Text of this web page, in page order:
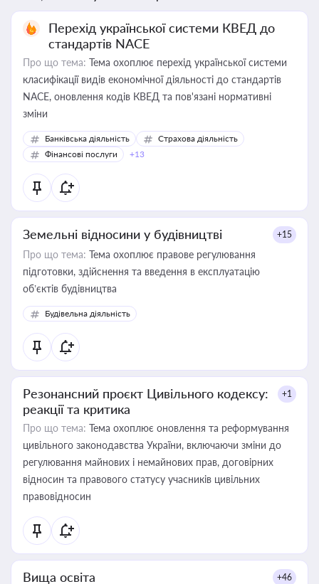
Перехід української системи КВЕД до
стандартів NACE
Про що тема: Тема охоплює перехід української системи
класифікації видів економічної діяльності до стандартів
NACE, оновлення кодів КВЕД та пов'язані нормативні
зміни
Банківська діяльність
Страхова діяльність
Фінансові послуги
+13
Земельні відносини у будівництві +15
Про що тема: Тема охоплює правове регулювання
підготовки, здійснення та введення в експлуатацію
об’єктів будівництва
Будівельна діяльність
Резонансний проєкт Цивільного кодексу:
реакції та критика
+1
Про що тема: Тема охоплює оновлення та реформування
цивільного законодавства України, включаючи зміни до
регулювання майнових і немайнових прав, договірних
відносин та правового статусу учасників цивільних
правовідносин
Вища освіта +46